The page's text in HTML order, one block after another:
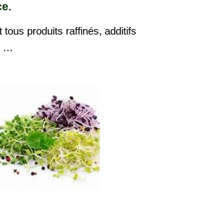
tous produits raffinés, additifs
…